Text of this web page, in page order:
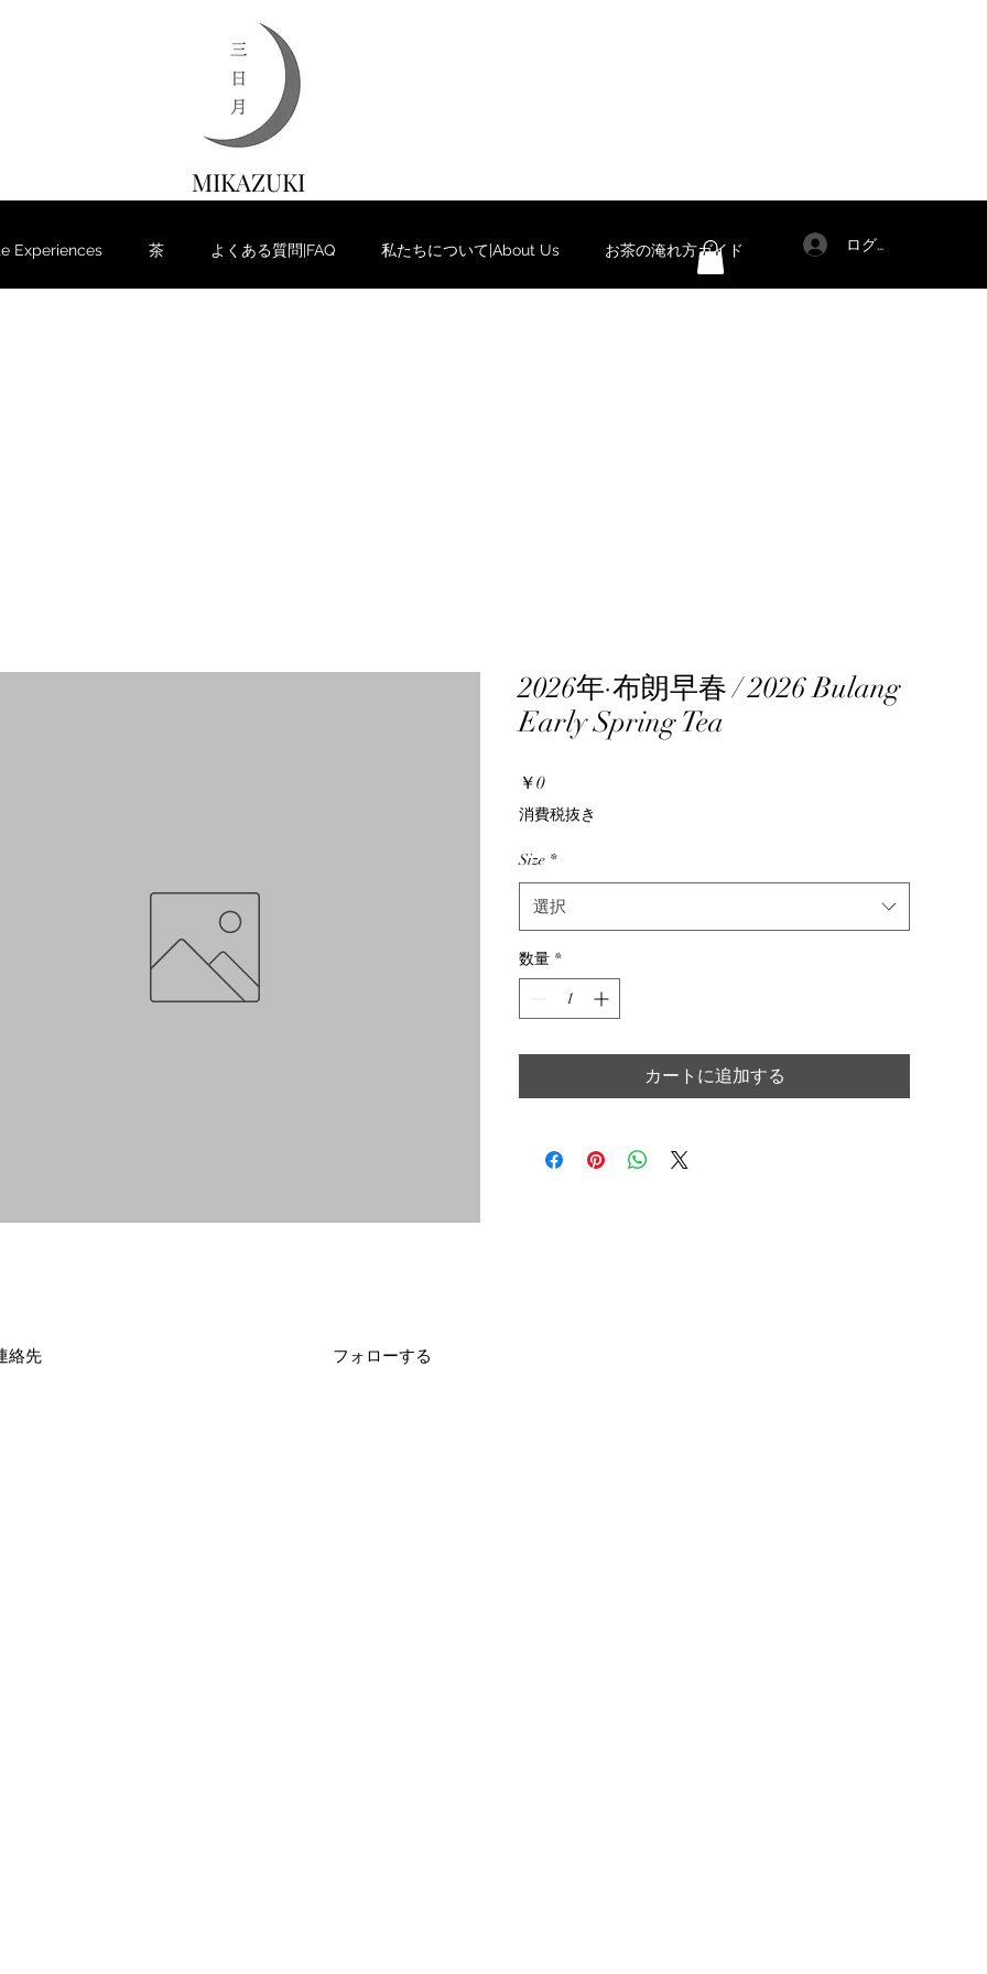
MIKAZUKI
Experiences 茶 よくある質問|FAQ 私たちについて|About Us お茶の淹れ方ガイド ログイン
2026年·布朗早春 / 2026 Bulang
Early Spring Tea
￥0価
格
消費税抜き
Size *
選択
数量 *
カートに追加する
絡先 フォローする